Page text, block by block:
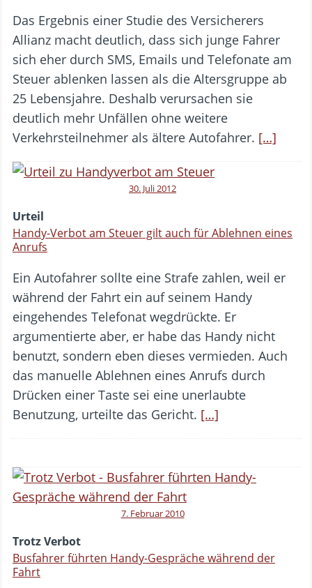
Das Ergebnis einer Studie des Versicherers
Allianz macht deutlich, dass sich junge Fahrer
sich eher durch SMS, Emails und Telefonate am
Steuer ablenken lassen als die Altersgruppe ab
25 Lebensjahre. Deshalb verursachen sie
deutlich mehr Unfällen ohne weitere
Verkehrsteilnehmer als ältere Autofahrer. […]
30. Juli 2012
Urteil
Handy-Verbot am Steuer gilt auch für Ablehnen eines
Anrufs
Ein Autofahrer sollte eine Strafe zahlen, weil er
während der Fahrt ein auf seinem Handy
eingehendes Telefonat wegdrückte. Er
argumentierte aber, er habe das Handy nicht
benutzt, sondern eben dieses vermieden. Auch
das manuelle Ablehnen eines Anrufs durch
Drücken einer Taste sei eine unerlaubte
Benutzung, urteilte das Gericht. […]
7. Februar 2010
Trotz Verbot
Busfahrer führten Handy-Gespräche während der
Fahrt